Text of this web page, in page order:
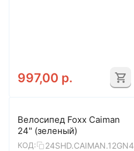
997,00 р.
Велосипед Foxx Caiman
24" (зеленый)
КОД: 24SHD.CAIMAN.12GN4